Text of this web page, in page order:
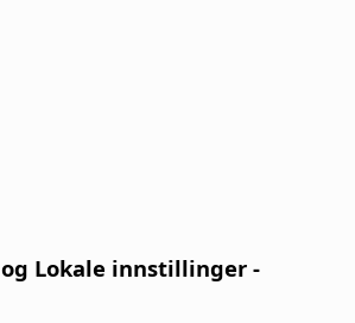
og Lokale innstillinger -